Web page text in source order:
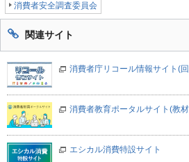
消費者安全調査委員会
関連サイト
消費者庁リコール情報サイト(
消費者教育ポータルサイト(教
エシカル消費特設サイト